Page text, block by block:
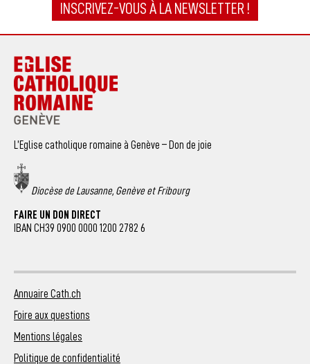
INSCRIVEZ-VOUS À LA NEWSLETTER !
L’Eglise catholique romaine à Genève – Don de joie
Diocèse de Lausanne, Genève et Fribourg
FAIRE UN DON DIRECT
IBAN CH39 0900 0000 1200 2782 6
Annuaire Cath.ch
Foire aux questions
Mentions légales
Politique de confidentialité